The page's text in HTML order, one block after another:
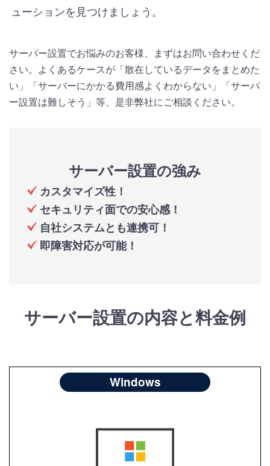
ューションを見つけましょう。
サーバー設置でお悩みのお客様、まずはお問い合わせくだ
さい。よくあるケースが「散在しているデータをまとめた
い」「サーバーにかかる費用感よくわからない」「サーバ
ー設置は難しそう」等、是非弊社にご相談ください。
サーバー設置の強み
カスタマイズ性！
セキュリティ面での安心感！
自社システムとも連携可！
即障害対応が可能！
サーバー設置の内容と料金例
Windows